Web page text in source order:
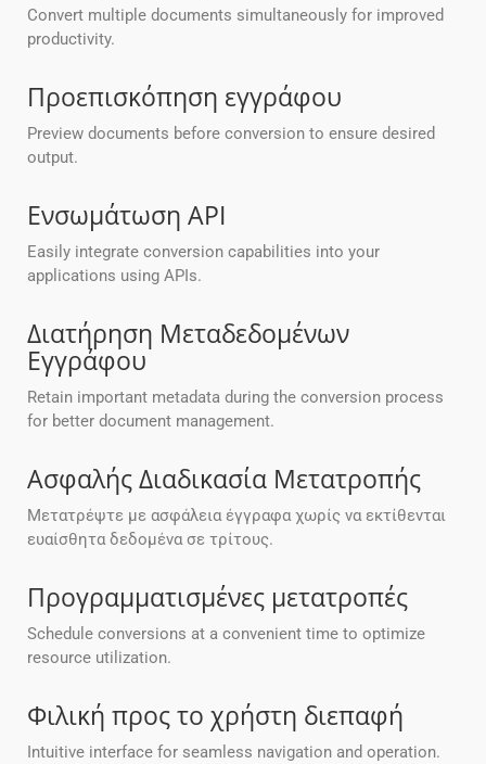
Convert multiple documents simultaneously for improved
productivity.
Προεπισκόπηση εγγράφου
Preview documents before conversion to ensure desired
output.
Ενσωμάτωση API
Easily integrate conversion capabilities into your
applications using APIs.
Διατήρηση Μεταδεδομένων
Εγγράφου
Retain important metadata during the conversion process
for better document management.
Ασφαλής Διαδικασία Μετατροπής
Μετατρέψτε με ασφάλεια έγγραφα χωρίς να εκτίθενται
ευαίσθητα δεδομένα σε τρίτους.
Προγραμματισμένες μετατροπές
Schedule conversions at a convenient time to optimize
resource utilization.
Φιλική προς το χρήστη διεπαφή
Intuitive interface for seamless navigation and operation.